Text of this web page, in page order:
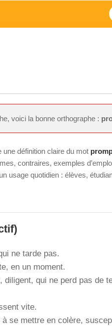
voici la bonne orthographe :
définition claire du mot
contraires, exemples
usage quotidien : élèves,
ne tarde pas.
en un moment.
diligent, qui ne perd pas de
vite.
à se mettre en colère,